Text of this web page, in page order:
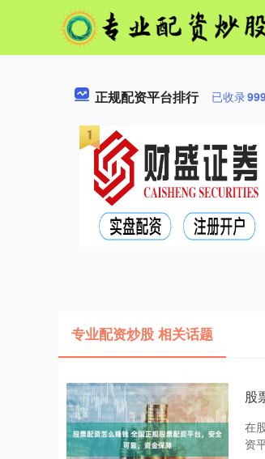
正规配资平台排行 已收录
专业配资炒股 相关话题
股
在
资